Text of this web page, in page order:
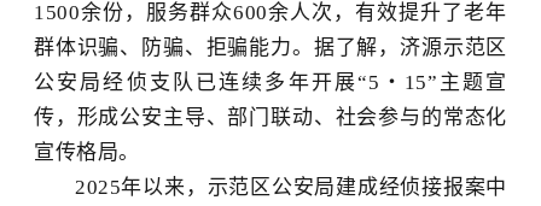
1500余份，服务群众600余人次，有效提升了老年
群体识骗、防骗、拒骗能力。据了解，济源示范区
公安局经侦支队已连续多年开展“5・15”主题宣
传，形成公安主导、部门联动、社会参与的常态化
宣传格局。
2025年以来，示范区公安局建成经侦接报案中